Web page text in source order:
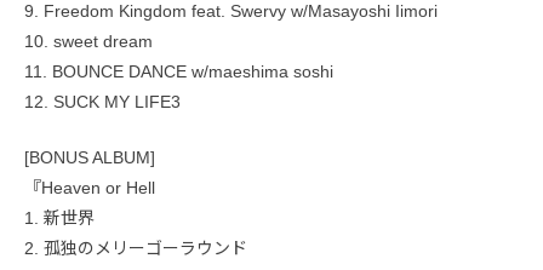
9. Freedom Kingdom feat. Swervy w/Masayoshi Iimori
10. sweet dream
11. BOUNCE DANCE w/maeshima soshi
12. SUCK MY LIFE3
[BONUS ALBUM]
『Heaven or Hell
1. 新世界
2. 孤独のメリーゴーラウンド